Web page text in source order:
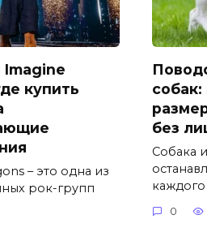
купить
– это одна из
рок-групп
собак:
без
Собака
каждого
0